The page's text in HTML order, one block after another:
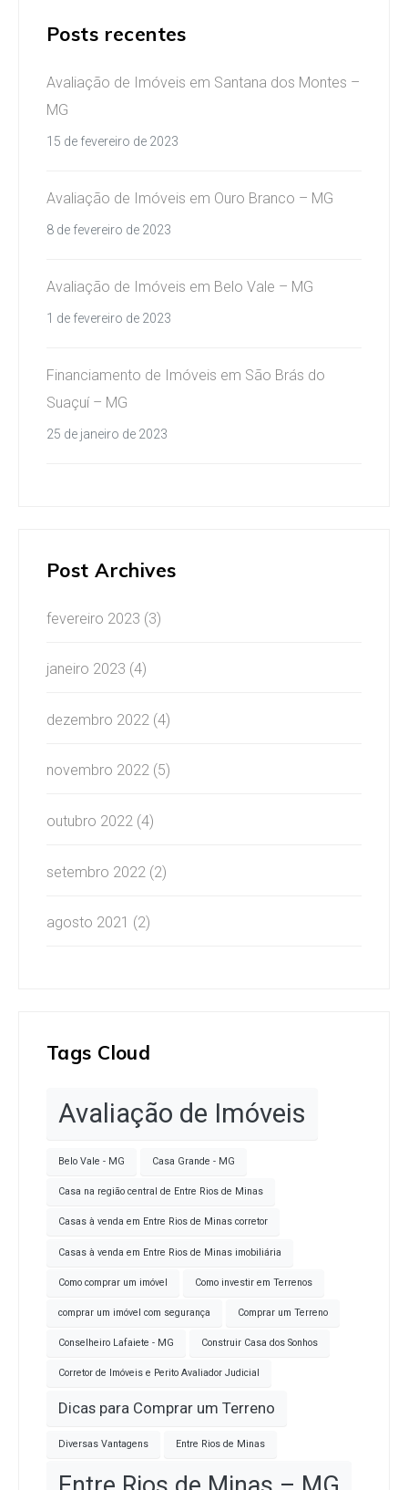
Posts recentes
Avaliação de Imóveis em Santana dos Montes –
MG
15 de fevereiro de 2023
Avaliação de Imóveis em Ouro Branco – MG
8 de fevereiro de 2023
Avaliação de Imóveis em Belo Vale – MG
1 de fevereiro de 2023
Financiamento de Imóveis em São Brás do
Suaçuí – MG
25 de janeiro de 2023
Post Archives
fevereiro 2023 (3)
janeiro 2023 (4)
dezembro 2022 (4)
novembro 2022 (5)
outubro 2022 (4)
setembro 2022 (2)
agosto 2021 (2)
Tags Cloud
Avaliação de Imóveis
Belo Vale - MG Casa Grande - MG
Casa na região central de Entre Rios de Minas
Casas à venda em Entre Rios de Minas corretor
Casas à venda em Entre Rios de Minas imobiliária
Como comprar um imóvel Como investir em Terrenos
comprar um imóvel com segurança Comprar um Terreno
Conselheiro Lafaiete - MG Construir Casa dos Sonhos
Corretor de Imóveis e Perito Avaliador Judicial
Dicas para Comprar um Terreno
Diversas Vantagens Entre Rios de Minas